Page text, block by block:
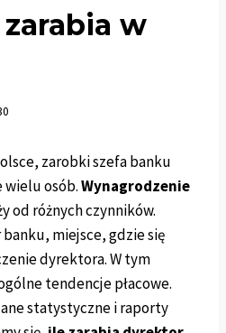
w
zarobki szefa banku
osób.Wynagrodzenie
od różnych czynników.
miejsce, gdzie się
dyrektora. W tym
tendencje płacowe.
statystyczne i raporty